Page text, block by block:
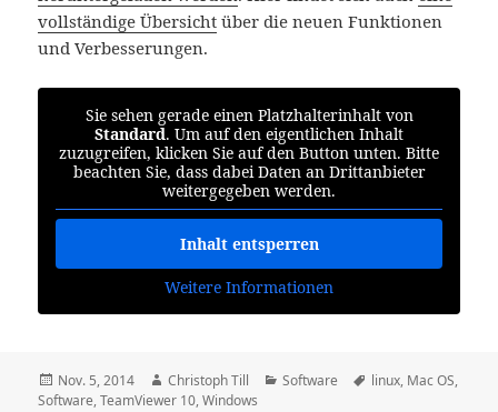
vollständige Übersicht über die neuen Funktionen
und Verbesserungen.
Sie sehen gerade einen Platzhalterinhalt von
Standard. Um auf den eigentlichen Inhalt
zuzugreifen, klicken Sie auf den Button unten. Bitte
beachten Sie, dass dabei Daten an Drittanbieter
weitergegeben werden.
Inhalt entsperren
Weitere Informationen
Veröffentlicht
am
Nov. 5, 2014 Autor
Christoph Till Kategorien
Software Schlagwörter
linux, Mac OS,
Software,TeamViewer 10,Windows